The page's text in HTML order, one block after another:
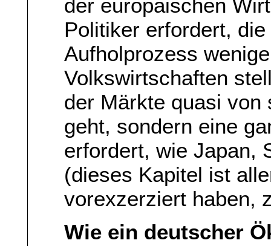
der europäischen
Politiker erfordert,
Aufholprozess
Volkswirtschaften
der Märkte quasi
geht, sondern eine
erfordert, wie Japan,
(dieses Kapitel ist
vorexzerziert haben,
Wie ein deutscher